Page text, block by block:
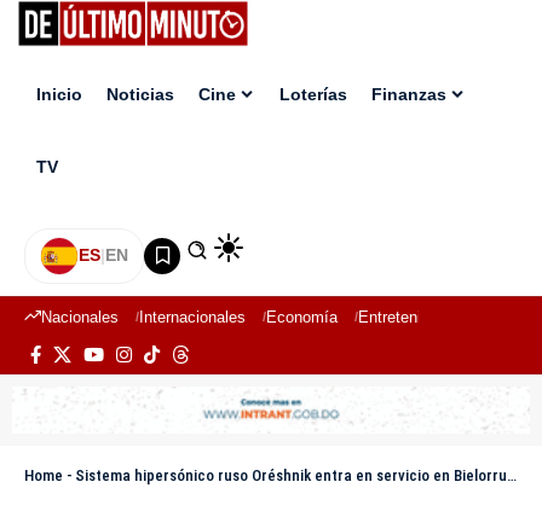
Inicio Noticias Cine Loterías Finanzas
TV
ES|EN
Nacionales Internacionales Economía Entretenimiento
Home - Sistema hipersónico ruso Oréshnik entra en servicio en Bielorrusia